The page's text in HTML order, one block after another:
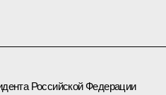
Российской Федерации